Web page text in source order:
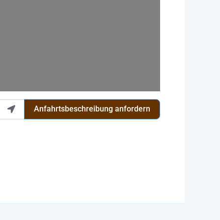
Anfahrtsbeschreibung anfordern